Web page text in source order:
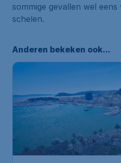
sommige gevallen wel
schelen.
Anderen bekeken ook...